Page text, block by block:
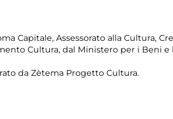
Capitale, Assessorato alla Cultura,
Cultura, dal Ministero per i Beni e
da Zètema Progetto Cultura.